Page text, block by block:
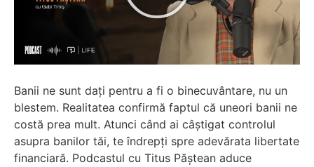
Banii ne sunt dați pentru a fi o binecuvântare, nu un
blestem. Realitatea confirmă faptul că uneori banii ne
costă prea mult. Atunci când ai câștigat controlul
asupra banilor tăi, te îndrepți spre adevărata libertate
financiară. Podcastul cu Titus Păștean aduce